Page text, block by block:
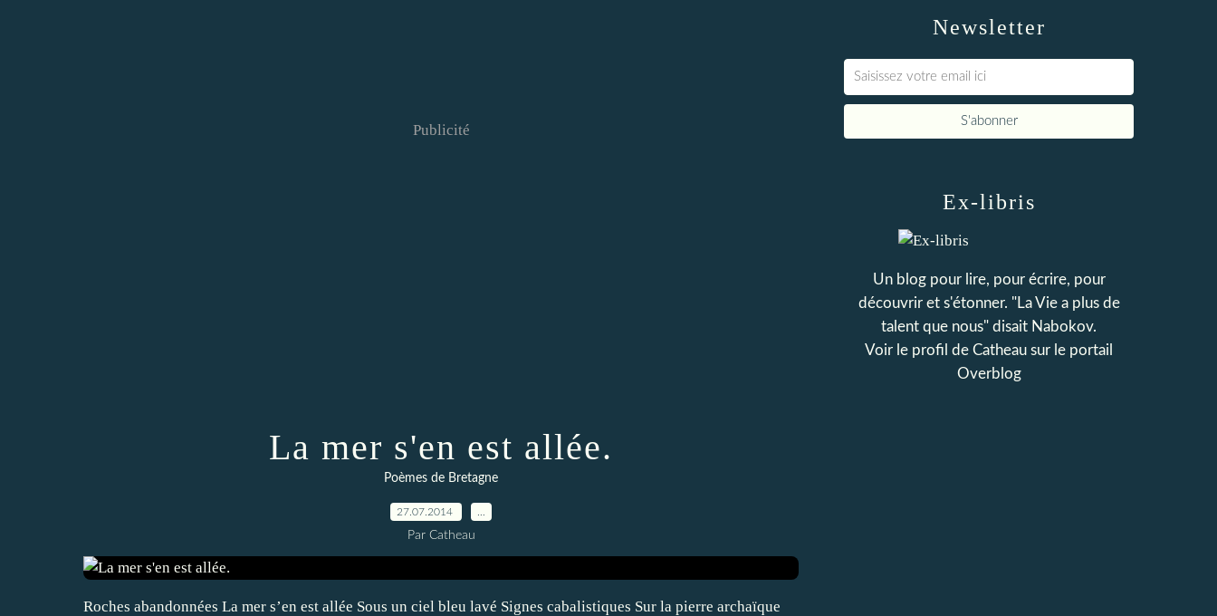
Publicité
La mer s'en est allée.
Poèmes de Bretagne
27.07.2014
Par Catheau
Roches abandonnées La mer s’en est allée Sous un ciel bleu lavé Signes cabalistiques Sur la pierre archaïque
Newsletter
Ex-libris
Un blog pour lire, pour écrire, pour
découvrir et s'étonner. "La Vie a plus de
talent que nous" disait Nabokov.
Voir le profil de Catheau sur le portail
Overblog